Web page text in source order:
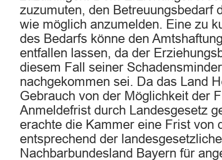
zuzumuten, den Betreuungsbedarf
wie möglich anzumelden. Eine zu
des Bedarfs könne den
entfallen lassen, da der
diesem Fall seiner
nachgekommen sei. Da das Land
Gebrauch von der Möglichkeit der
Anmeldefrist durch Landesgesetz
erachte die Kammer eine Frist von
entsprechend der
Nachbarbundesland Bayern für